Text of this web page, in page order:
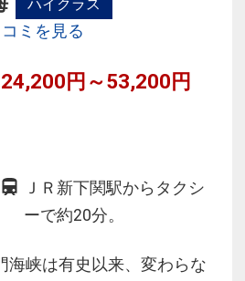
お一人様１本サービス
リーも便利（巌流島・門司
ハイクラス
ミを見る
24,200円～53,200円
ＪＲ新下関駅からタクシ
ーで約20分。
海峡は有史以来、変わらな